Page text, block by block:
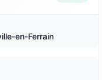
en-Ferrain